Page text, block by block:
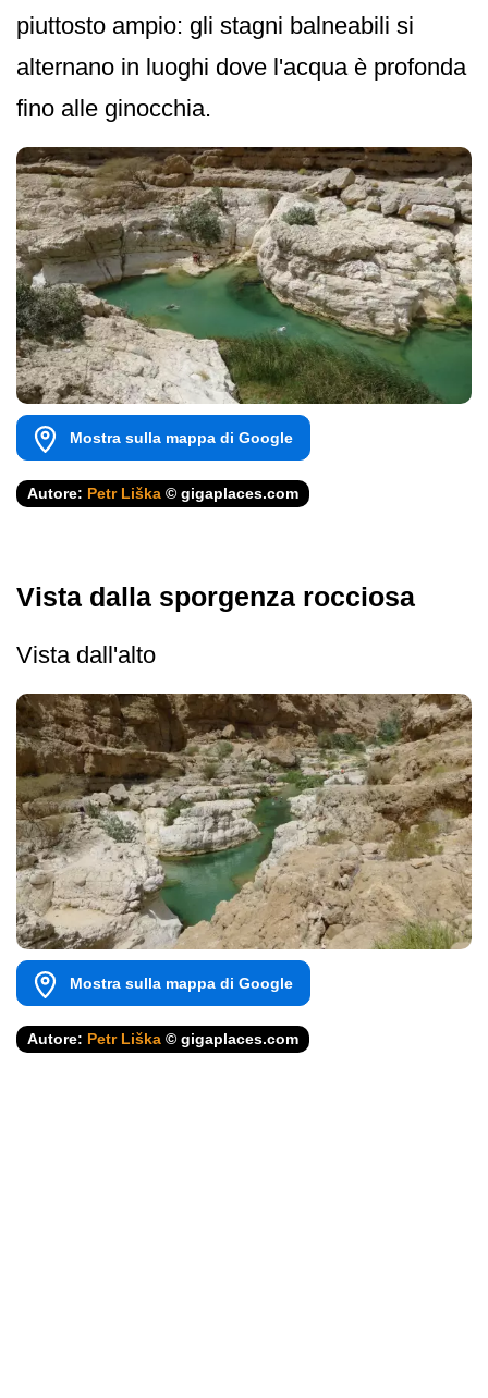
piuttosto ampio: gli stagni balneabili si
alternano in luoghi dove l'acqua è profonda
fino alle ginocchia.
Mostra sulla mappa di Google
Autore: Petr Liška © gigaplaces.com
Vista dalla sporgenza rocciosa
Vista dall'alto
Mostra sulla mappa di Google
Autore: Petr Liška © gigaplaces.com